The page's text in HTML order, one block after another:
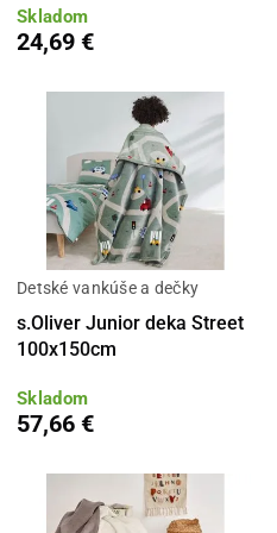
Skladom
24,69 €
Detské vankúše a dečky
s.Oliver Junior deka Street
100x150cm
Skladom
57,66 €